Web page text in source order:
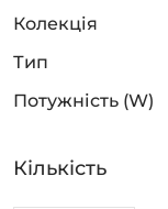
Колекція
Тип
Потужність (W)
Кількість